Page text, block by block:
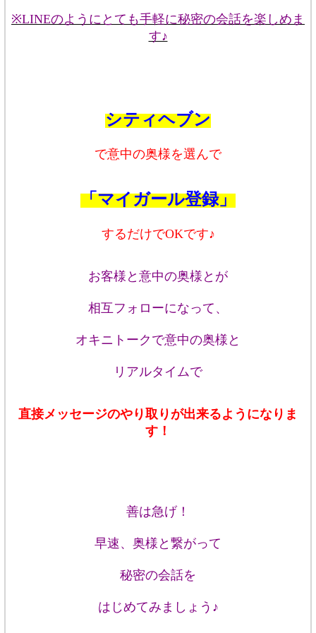
※LINEのようにとても手軽に秘密の会話を楽しめま
す♪
シティヘブン
で意中の奥様を選んで
「マイガール登録」
するだけでOKです♪
お客様と意中の奥様とが
相互フォローになって、
オキニトークで意中の奥様と
リアルタイムで
直接メッセージのやり取りが出来るようになりま
す！
善は急げ！
早速、奥様と繋がって
秘密の会話を
はじめてみましょう♪